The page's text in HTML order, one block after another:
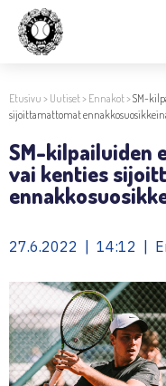
Etusivu > Uutiset> Ennakot>SM-
sijoittamattomat
SM-kilpailuiden
vai kenties
27.6.2022 | 14:12 |